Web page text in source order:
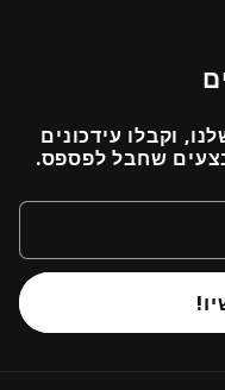
וקבלו עידכונים
שחבל לפספס.